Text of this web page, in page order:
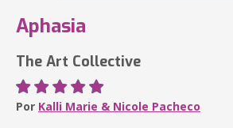
Aphasia
The Art Collective
Por Kalli Marie & Nicole Pacheco